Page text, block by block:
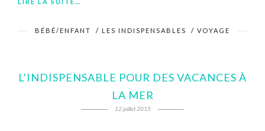
LIRE LA SUITE…
BÉBÉ/ENFANT / LES INDISPENSABLES / VOYAGE
L’INDISPENSABLE POUR DES VACANCES À
LA MER
12 juillet 2015